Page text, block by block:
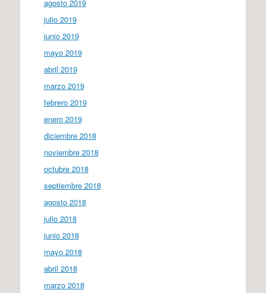
agosto 2019
julio 2019
junio 2019
mayo 2019
abril 2019
marzo 2019
febrero 2019
enero 2019
diciembre 2018
noviembre 2018
octubre 2018
septiembre 2018
agosto 2018
julio 2018
junio 2018
mayo 2018
abril 2018
marzo 2018